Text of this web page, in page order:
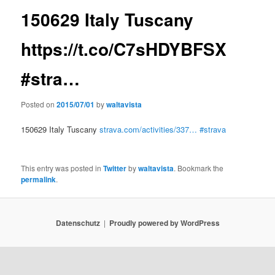
150629 Italy Tuscany
https://t.co/C7sHDYBFSX
#stra…
Posted on2015/07/01 bywaltavista
150629 Italy Tuscanystrava.com/activities/337… #strava
This entry was posted inTwitterbywaltavista. Bookmark the
permalink.
Datenschutz Proudly powered by WordPress